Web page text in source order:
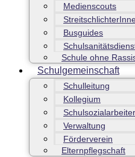
Medienscouts
Busguides
Schule ohne
Schulgemeinschaft
Schulleitung
Kollegium
Verwaltung
Förderverein
Elternpflegschaft